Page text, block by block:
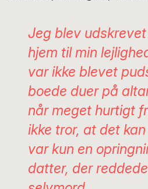
Jeg blev
hjem til min
var ikke blevet
boede duer på
når meget hurtigt
ikke tror, at det
var kun en
datter, der